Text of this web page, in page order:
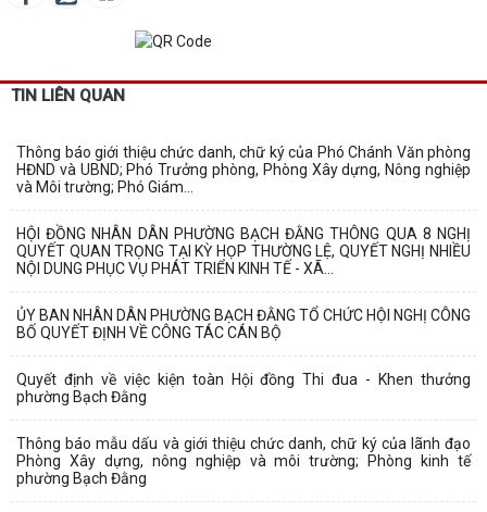
TIN LIÊN QUAN
Thông báo giới thiệu chức danh, chữ ký của Phó Chánh Văn phòng
HĐND và UBND; Phó Trưởng phòng, Phòng Xây dựng, Nông nghiệp
và Môi trường; Phó Giám...
HỘI ĐỒNG NHÂN DÂN PHƯỜNG BẠCH ĐẰNG THÔNG QUA 8 NGHỊ
QUYẾT QUAN TRỌNG TẠI KỲ HỌP THƯỜNG LỆ, QUYẾT NGHỊ NHIỀU
NỘI DUNG PHỤC VỤ PHÁT TRIỂN KINH TẾ - XÃ...
ỦY BAN NHÂN DÂN PHƯỜNG BẠCH ĐẰNG TỔ CHỨC HỘI NGHỊ CÔNG
BỐ QUYẾT ĐỊNH VỀ CÔNG TÁC CÁN BỘ
Quyết định về việc kiện toàn Hội đồng Thi đua - Khen thưởng
phường Bạch Đằng
Thông báo mẫu dấu và giới thiệu chức danh, chữ ký của lãnh đạo
Phòng Xây dựng, nông nghiệp và môi trường; Phòng kinh tế
phường Bạch Đằng